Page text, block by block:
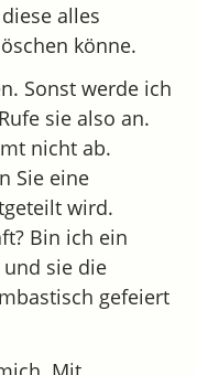
alles
könne.
Sonst werde ich
sie also an.
nicht ab.
Sie eine
wird.
Bin ich ein
sie die
gefeiert